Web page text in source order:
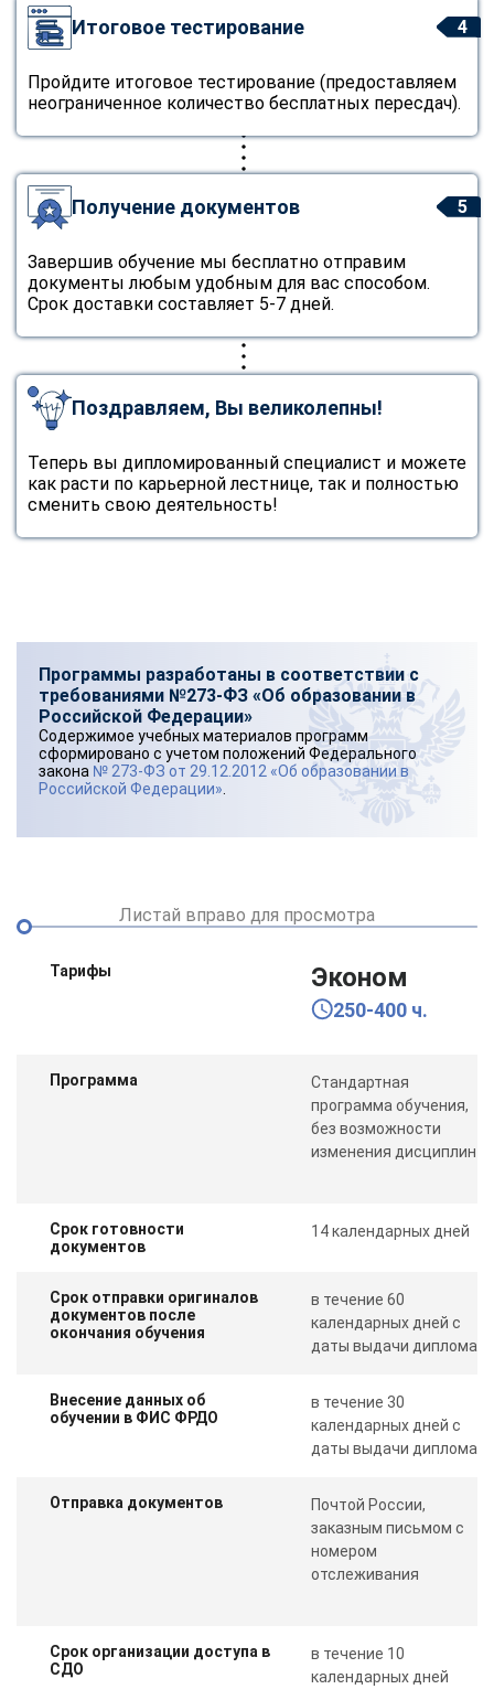
4
Итоговое тестирование
Пройдите итоговое тестирование (предоставляем
неограниченное количество бесплатных пересдач).
5
Получение документов
Завершив обучение мы бесплатно отправим
документы любым удобным для вас способом.
Срок доставки составляет 5-7 дней.
Поздравляем, Вы великолепны!
Теперь вы дипломированный специалист и можете
как расти по карьерной лестнице, так и полностью
сменить свою деятельность!
Программы разработаны в соответствии с
требованиями №273-ФЗ «Об образовании в
Российской Федерации»
Содержимое учебных материалов программ
сформировано с учетом положений Федерального
закона № 273-ФЗ от 29.12.2012 «Об образовании в
Российской Федерации»
Листай вправо для просмотра
Тарифы Эконом
250-400 ч.
Программа
Стандартная
программа обучения,
без возможности
изменения дисциплин
Срок готовности
документов
14 календарных дней
Срок отправки оригиналов
документов после
окончания обучения
в течение 60
календарных дней с
даты выдачи диплома
Внесение данных об
обучении в ФИС ФРДО
в течение 30
календарных дней с
даты выдачи диплома
Отправка документов
Почтой России,
заказным письмом с
номером
отслеживания
Срок организации доступа в
СДО
в течение 10
календарных дней